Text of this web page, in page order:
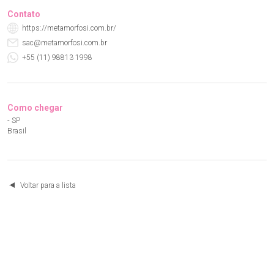
Contato
https://metamorfosi.com.br/
sac@metamorfosi.com.br
+55 (11) 98813 1998
Como chegar
- SP
Brasil
Voltar para a lista